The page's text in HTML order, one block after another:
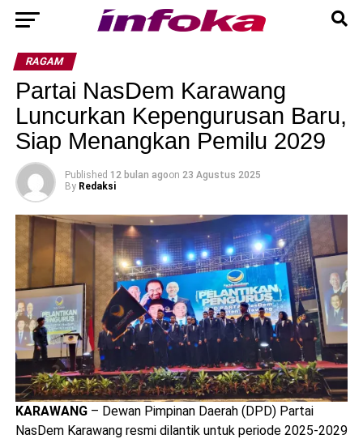
RAGAM
Partai NasDem Karawang
Luncurkan Kepengurusan Baru,
Siap Menangkan Pemilu 2029
Published 12 bulan agoon 23 Agustus 2025
By Redaksi
KARAWANG– Dewan Pimpinan Daerah (DPD) Partai
NasDem Karawang resmi dilantik untuk periode 2025-2029